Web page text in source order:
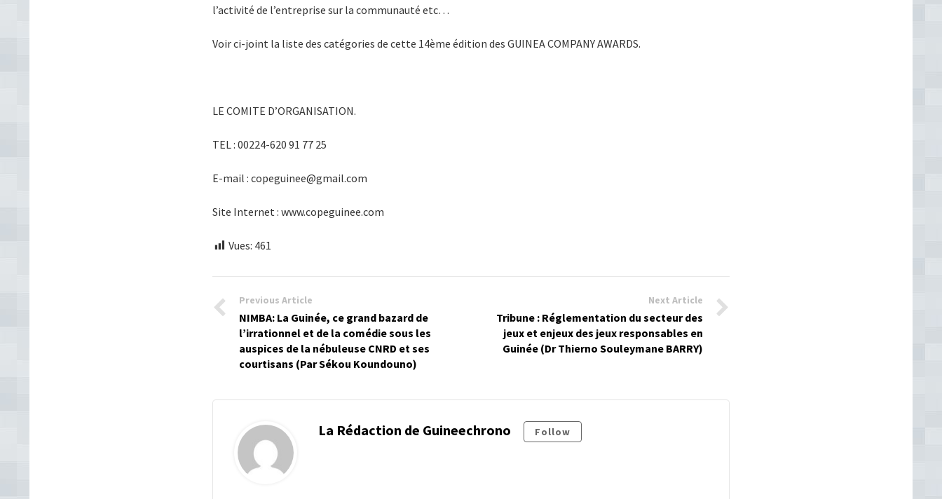
l’activité de l’entreprise sur la communauté etc…
Voir ci-joint la liste des catégories de cette 14ème édition des GUINEA COMPANY AWARDS.
LE COMITE D’ORGANISATION.
TEL : 00224-620 91 77 25
E-mail : copeguinee@gmail.com
Site Internet : www.copeguinee.com
Vues: 461
Previous Article
NIMBA: La Guinée, ce grand bazard de
l’irrationnel et de la comédie sous les
auspices de la nébuleuse CNRD et ses
courtisans (Par Sékou Koundouno)
Next Article
Tribune : Réglementation du secteur des
jeux et enjeux des jeux responsables en
Guinée (Dr Thierno Souleymane BARRY)
La Rédaction de Guineechrono Follow